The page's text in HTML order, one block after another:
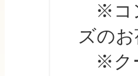
※コン
ズの
※クー